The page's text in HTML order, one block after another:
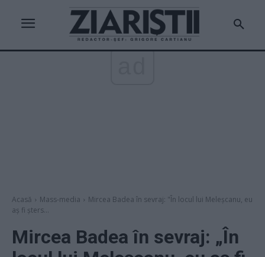
Acasă Mass-media
Mircea Badea în sevraj: "În locul lui Meleşcanu, eu
aş fi şters...
Mircea Badea în sevraj: „În